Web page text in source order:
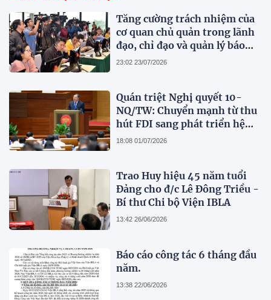
Tăng cường trách nhiệm của
cơ quan chủ quản trong lãnh
đạo, chỉ đạo và quản lý báo
chí
23:02 23/07/2026
Quán triệt Nghị quyết 10-
NQ/TW: Chuyển mạnh từ thu
hút FDI sang phát triển hệ
sinh thái kinh tế có vốn đầu
18:08 01/07/2026
Trao Huy hiệu 45 năm tuổi
Đảng cho đ/c Lê Đông Triều -
Bí thư Chi bộ Viện IBLA
13:42 26/06/2026
Báo cáo công tác 6 tháng đầu
năm.
13:38 22/06/2026